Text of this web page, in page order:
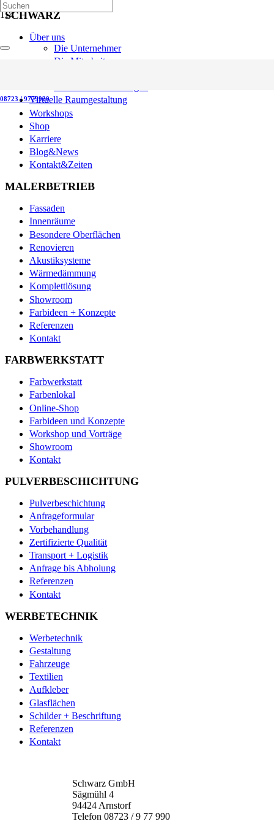
08723 / 9779920
SCHWARZ
Über uns
Die Unternehmer
Die Mitarbeiter
Virtuelle Raumgestaltung
Workshops
Shop
Karriere
Blog&News
Kontakt&Zeiten
MALERBETRIEB
Fassaden
Innenräume
Besondere Oberflächen
Renovieren
Akustiksysteme
Wärmedämmung
Komplettlösung
Showroom
Farbideen + Konzepte
Referenzen
Kontakt
FARBWERKSTATT
Farbwerkstatt
Farbenlokal
Online-Shop
Farbideen und Konzepte
Workshop und Vorträge
Showroom
Kontakt
PULVERBESCHICHTUNG
Pulverbeschichtung
Anfrageformular
Vorbehandlung
Zertifizierte Qualität
Transport + Logistik
Anfrage bis Abholung
Referenzen
Kontakt
WERBETECHNIK
Werbetechnik
Gestaltung
Fahrzeuge
Textilien
Aufkleber
Glasflächen
Schilder + Beschriftung
Referenzen
Kontakt
Schwarz GmbH
Sägmühl 4
94424 Arnstorf
Telefon 08723 / 9 77 990